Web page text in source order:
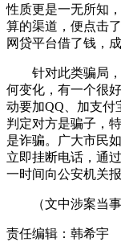
性质更是一无所知
算的渠道，便点击
网贷平台借了钱，
针对此类骗局，
何变化，有一个很
动要加QQ、加支付
判定对方是骗子，
是诈骗。广大市民
立即挂断电话，通
一时间向公安机关报
（文中涉案当事
责任编辑：韩希宇